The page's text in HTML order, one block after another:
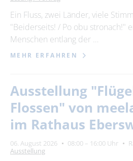
17
18 19 20
24
25 26 27
Zeitraum
von
Ein Fluss, zwei Länder, viele
"Beiderseits! / Po obu stronach!"
Menschen entlang der …
MEHR ERFAHREN
Ausstellung
Flossen" von
im Rathaus
06. August 2026 08:00 – 16:00 Uhr
Ausstellung